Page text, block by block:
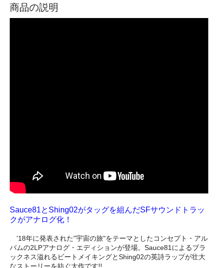
商品の説明
Sauce81とShing02がタッグを組んだSFサウンドトラッ
クがアナログ化！
'18年に発表された"宇宙の旅"をテーマとしたコンセプト・アル
バムの2LPアナログ・エディションが登場。Sauce81によるブラ
ックネス溢れるビートメイキングとShing02の英詩ラップが壮大
なストーリーを紡ぐ大作です!!